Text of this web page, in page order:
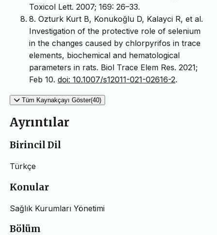
Toxicol Lett. 2007; 169: 26–33.
8. Ozturk Kurt B, Konukoğlu D, Kalayci R, et al.
Investigation of the protective role of selenium
in the changes caused by chlorpyrifos in trace
elements, biochemical and hematological
parameters in rats. Biol Trace Elem Res. 2021;
Feb 10. doi: 10.1007/s12011-021-02616-2.
Tüm Kaynakçayı Göster(40)
Ayrıntılar
Birincil Dil
Türkçe
Konular
Sağlık Kurumları Yönetimi
Bölüm